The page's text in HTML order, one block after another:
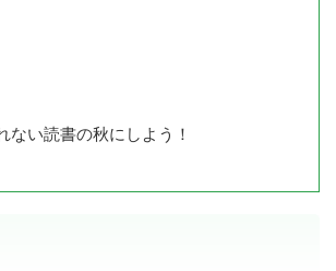
ない読書の秋にしよう！